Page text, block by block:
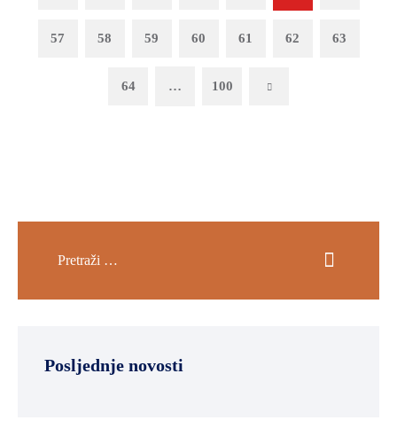
57 58 59 60 61 62 63
64 … 100 Next
Posljednje novosti